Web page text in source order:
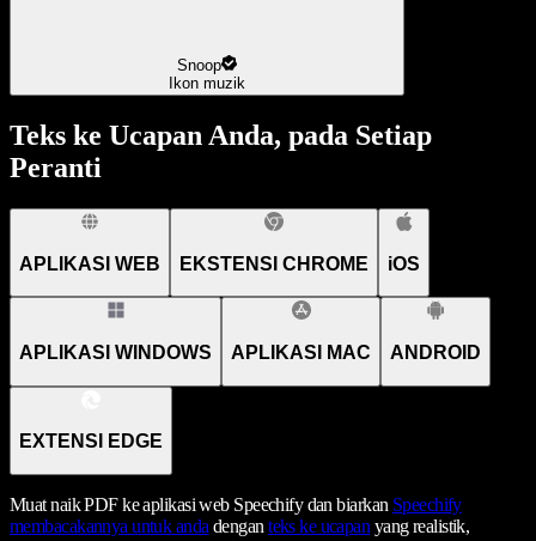
Snoop
Ikon muzik
Teks ke Ucapan Anda, pada Setiap
Peranti
APLIKASI WEB EKSTENSI CHROME iOS
APLIKASI WINDOWS APLIKASI MAC ANDROID
EXTENSI EDGE
Muat naik PDF ke aplikasi web Speechify dan biarkan Speechify
membacakannya untuk anda denganteks ke ucapan yang realistik,